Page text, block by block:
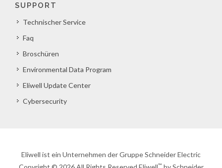
SUPPORT
Technischer Service
Faq
Broschüren
Environmental Data Program
Eliwell Update Center
Cybersecurity
Eliwell ist ein Unternehmen der Gruppe Schneider Electric
™